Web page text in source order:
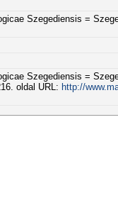
Szegediensis =
Szegediensis =
oldal URL: http://